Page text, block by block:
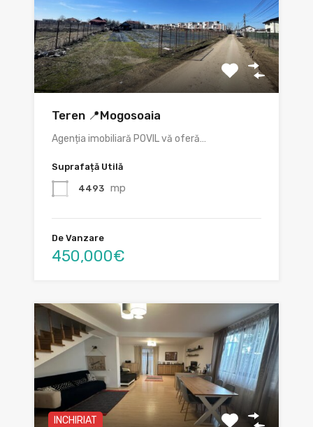
Teren 📍Mogosoaia
Agenția imobiliară POVIL vă oferă…
Suprafață Utilă
4493 mp
De Vanzare
450,000€
INCHIRIAT